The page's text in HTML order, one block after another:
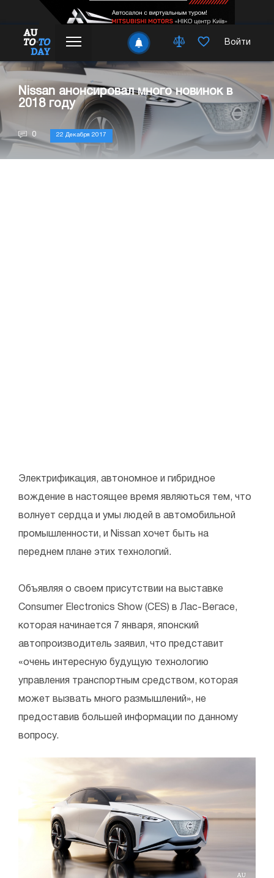
Войти
Nissan анонсировал много новинок в
2018 году
0 22 Декабря 2017
Электрификация, автономное и гибридное
вождение в настоящее время являються тем, что
волнует сердца и умы людей в автомобильной
промышленности, и Nissan хочет быть на
переднем плане этих технологий.
Объявляя о своем присутствии на выставке
Consumer Electronics Show (CES) в Лас-Вегасе,
которая начинается 7 января, японский
автопроизводитель заявил, что представит
«очень интересную будущую технологию
управления транспортным средством, которая
может вызвать много размышлений», не
предоставив большей информации по данному
вопросу.